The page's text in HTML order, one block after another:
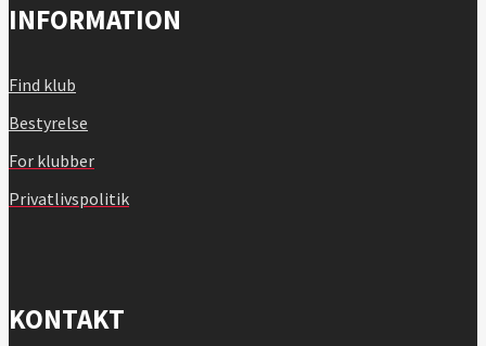
INFORMATION
Find klub
Bestyrelse
For klubber
Privatlivspolitik
KONTAKT